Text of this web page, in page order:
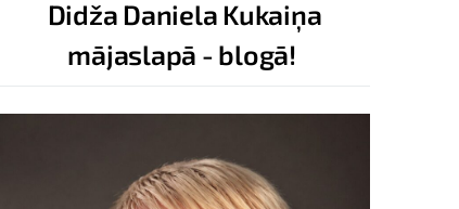
Didža Daniela Kukaiņa
mājaslapā - blogā!